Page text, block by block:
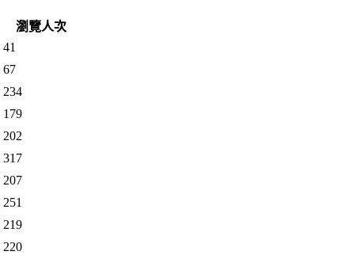
瀏覽人次
41
67
234
179
202
317
207
251
219
220